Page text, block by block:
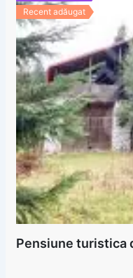
Recent adăugat
Pensiune turistica